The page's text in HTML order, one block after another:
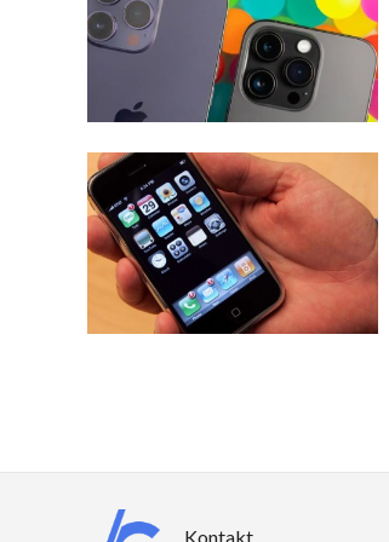
Kontakt